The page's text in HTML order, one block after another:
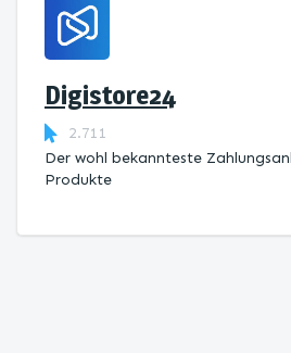
Digistore24
2.711
Der wohl bekannteste
Produkte